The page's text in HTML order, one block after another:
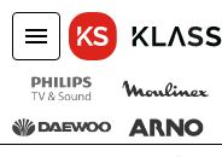
menu
close